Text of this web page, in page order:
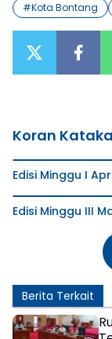
#Kota Bontang
Koran
Edisi Minggu I
Edisi Minggu III
Berita Terkait